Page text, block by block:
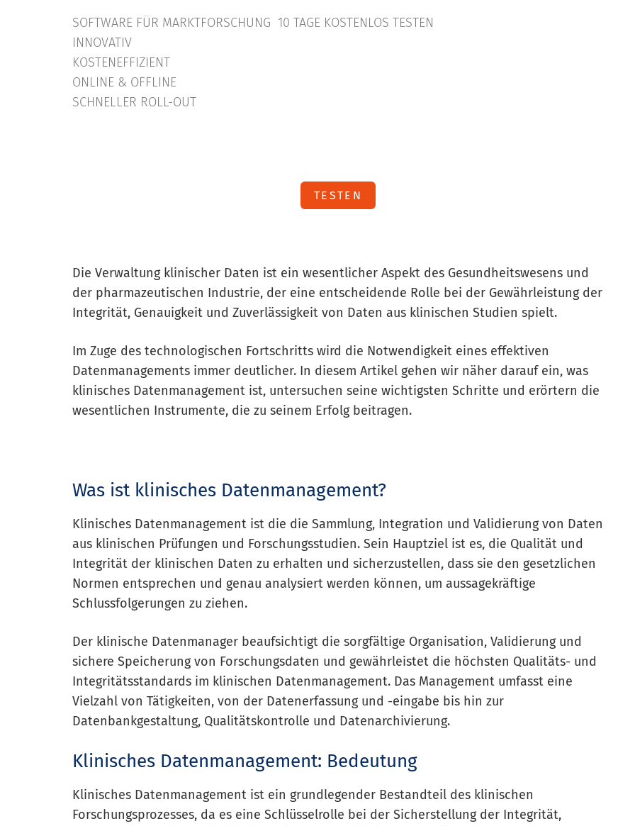
SOFTWARE FÜR MARKTFORSCHUNG 10 TAGE KOSTENLOS TESTEN
INNOVATIV
KOSTENEFFIZIENT
ONLINE & OFFLINE
SCHNELLER ROLL-OUT
TESTEN
Die Verwaltung klinischer Daten ist ein wesentlicher Aspekt des Gesundheitswesens und
der pharmazeutischen Industrie, der eine entscheidende Rolle bei der Gewährleistung der
Integrität, Genauigkeit und Zuverlässigkeit von Daten aus klinischen Studien spielt.
Im Zuge des technologischen Fortschritts wird die Notwendigkeit eines effektiven
Datenmanagements immer deutlicher. In diesem Artikel gehen wir näher darauf ein, was
klinisches Datenmanagement ist, untersuchen seine wichtigsten Schritte und erörtern die
wesentlichen Instrumente, die zu seinem Erfolg beitragen.
Was ist klinisches Datenmanagement?
Klinisches Datenmanagement ist die die Sammlung, Integration und Validierung von Daten
aus klinischen Prüfungen und Forschungsstudien. Sein Hauptziel ist es, die Qualität und
Integrität der klinischen Daten zu erhalten und sicherzustellen, dass sie den gesetzlichen
Normen entsprechen und genau analysiert werden können, um aussagekräftige
Schlussfolgerungen zu ziehen.
Der klinische Datenmanager beaufsichtigt die sorgfältige Organisation, Validierung und
sichere Speicherung von Forschungsdaten und gewährleistet die höchsten Qualitäts- und
Integritätsstandards im klinischen Datenmanagement. Das Management umfasst eine
Vielzahl von Tätigkeiten, von der Datenerfassung und -eingabe bis hin zur
Datenbankgestaltung, Qualitätskontrolle und Datenarchivierung.
Klinisches Datenmanagement: Bedeutung
Klinisches Datenmanagement ist ein grundlegender Bestandteil des klinischen
Forschungsprozesses, da es eine Schlüsselrolle bei der Sicherstellung der Integrität,